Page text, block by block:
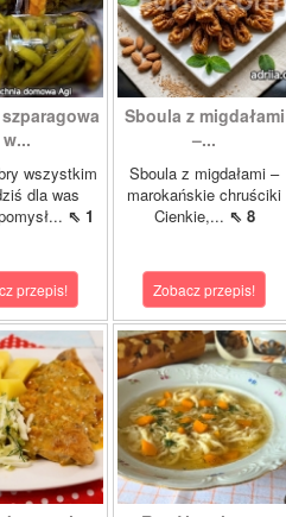
w...
wszystkim
dla was
⇖ 1
przepis!
Sboula z migdałami
–...
Sboula z migdałami –
marokańskie chruściki
Cienkie,... ⇖ 8
Zobacz przepis!